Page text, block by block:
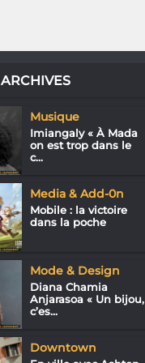
ARCHIVES
Musique
Imiangaly « À Mada
on est trop dans le
c...
Media & Add-0n
Mobile : la victoire
dans la poche
Mode & Design
Diana Chamia
Anjarasoa « Un bijou,
c’es...
Downtown